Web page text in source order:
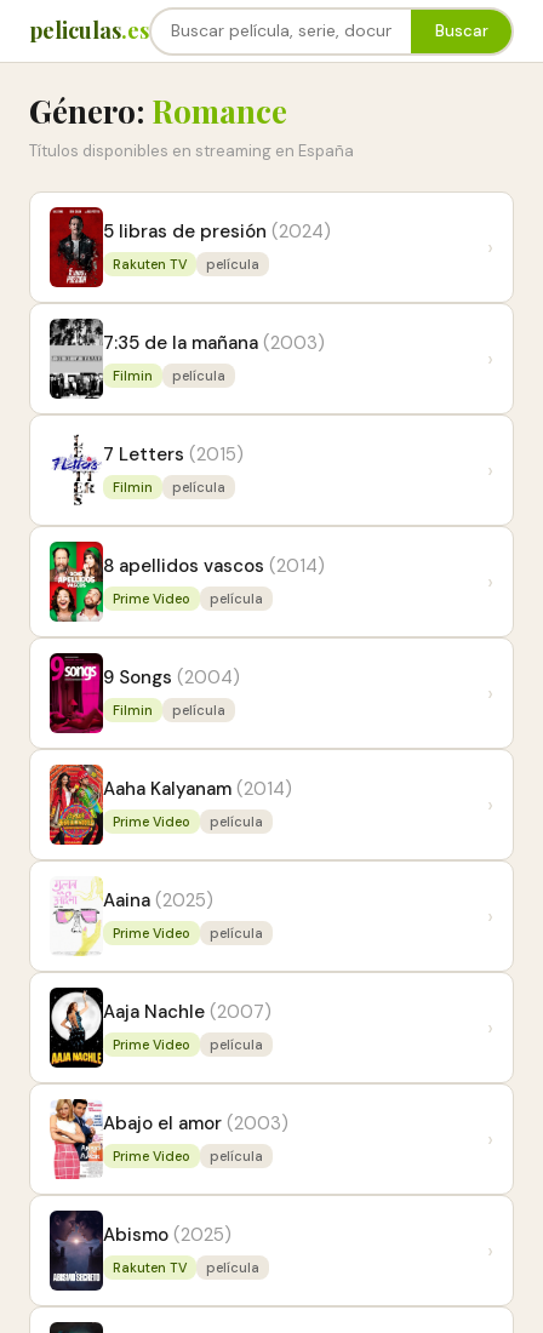
peliculas.es Buscar
Género: Romance
Títulos disponibles en streaming en España
5 libras de presión (2024)
Rakuten TV película
›
7:35 de la mañana (2003)
Filmin película
›
7 Letters (2015)
Filmin película
›
8 apellidos vascos (2014)
Prime Video película
›
9 Songs (2004)
Filmin película
›
Aaha Kalyanam (2014)
Prime Video película
›
Aaina (2025)
Prime Video película
›
Aaja Nachle (2007)
Prime Video película
›
Abajo el amor (2003)
Prime Video película
›
Abismo (2025)
Rakuten TV película
›